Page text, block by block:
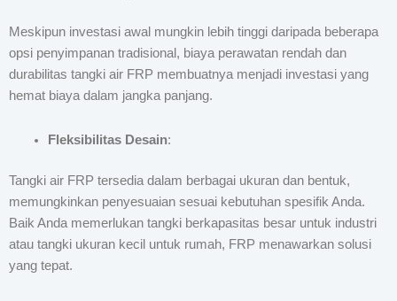
Meskipun investasi awal mungkin lebih tinggi daripada beberapa
opsi penyimpanan tradisional, biaya perawatan rendah dan
durabilitas tangki air FRP membuatnya menjadi investasi yang
hemat biaya dalam jangka panjang.
Fleksibilitas Desain:
Tangki air FRP tersedia dalam berbagai ukuran dan bentuk,
memungkinkan penyesuaian sesuai kebutuhan spesifik Anda.
Baik Anda memerlukan tangki berkapasitas besar untuk industri
atau tangki ukuran kecil untuk rumah, FRP menawarkan solusi
yang tepat.